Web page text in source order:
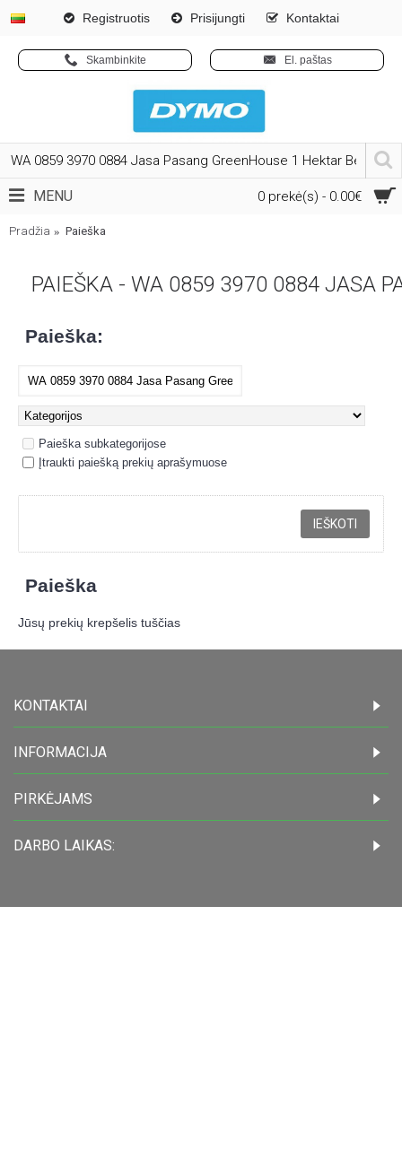
Registruotis Prisijungti Kontaktai
Skambinkite El. paštas
0 prekė(s) - 0.00€
MENU
Pradžia Paieška
PAIEŠKA - WA 0859 3970 0884 JASA
Paieška:
Paieška subkategorijose
Įtraukti paiešką prekių aprašymuose
Paieška
Jūsų prekių krepšelis tuščias
KONTAKTAI
INFORMACIJA
PIRKĖJAMS
DARBO LAIKAS: